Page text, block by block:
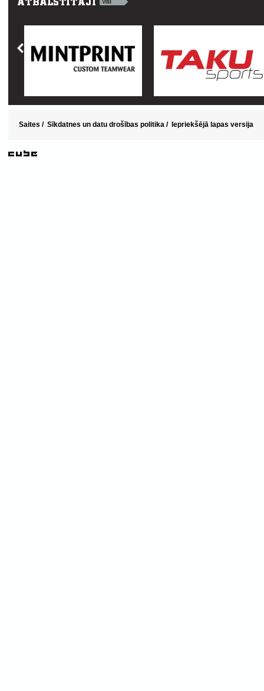
Saites / Sīkdatnes un datu drošības politika / Iepriekšējā lapas versija